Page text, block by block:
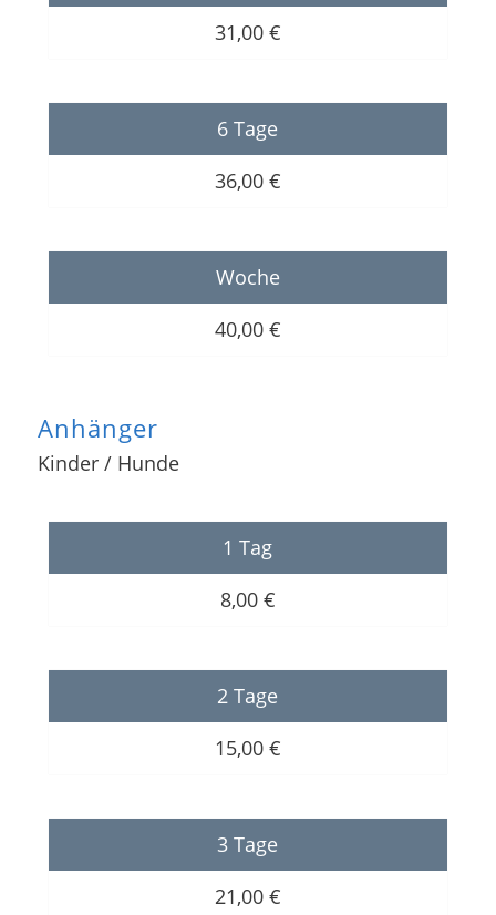
31,00 €
6 Tage
36,00 €
Woche
40,00 €
Anhänger
Kinder / Hunde
1 Tag
8,00 €
2 Tage
15,00 €
3 Tage
21,00 €